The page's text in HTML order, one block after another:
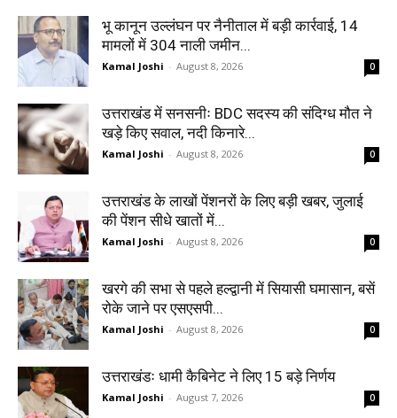
भू कानून उल्लंघन पर नैनीताल में बड़ी कार्रवाई, 14
मामलों में 304 नाली जमीन...
Kamal Joshi - August 8, 2026 0
उत्तराखंड में सनसनीः BDC सदस्य की संदिग्ध मौत ने
खड़े किए सवाल, नदी किनारे...
Kamal Joshi - August 8, 2026 0
उत्तराखंड के लाखों पेंशनरों के लिए बड़ी खबर, जुलाई
की पेंशन सीधे खातों में...
Kamal Joshi - August 8, 2026 0
खरगे की सभा से पहले हल्द्वानी में सियासी घमासान, बसें
रोके जाने पर एसएसपी...
Kamal Joshi - August 8, 2026 0
उत्तराखंडः धामी कैबिनेट ने लिए 15 बड़े निर्णय
Kamal Joshi - August 7, 2026 0